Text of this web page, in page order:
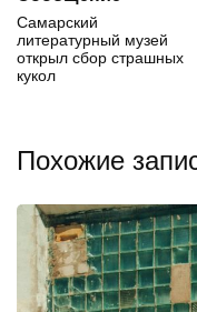
Самарский
литературный музей
открыл сбор страшных
кукол
Похожие